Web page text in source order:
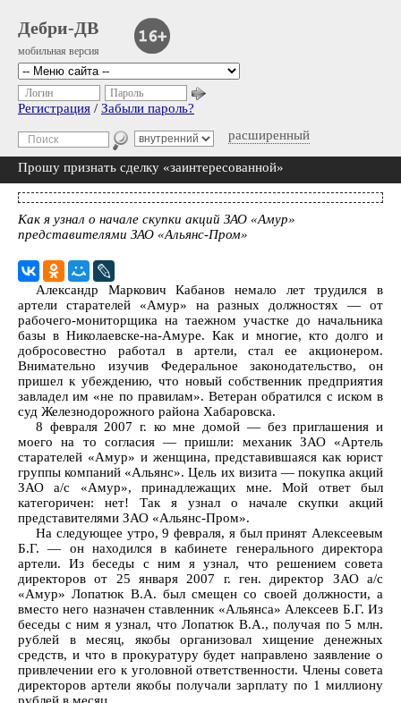
Дебри-ДВ
мобильная версия
расширенный
Логин Пароль
Регистрация / Забыли пароль?
Прошу признать сделку «заинтересованной»
Как я узнал о начале скупки акций ЗАО «Амур»
представителями ЗАО «Альянс-Пром»
Александр Маркович Кабанов немало лет трудился в
артели старателей «Амур» на разных должностях — от
рабочего-мониторщика на таежном участке до начальника
базы в Николаевске-на-Амуре. Как и многие, кто долго и
добросовестно работал в артели, стал ее акционером.
Внимательно изучив Федеральное законодательство, он
пришел к убеждению, что новый собственник предприятия
завладел им «не по правилам». Ветеран обратился с иском в
суд Железнодорожного района Хабаровска.
8 февраля 2007 г. ко мне домой — без приглашения и
моего на то согласия — пришли: механик ЗАО «Артель
старателей «Амур» и женщина, представившаяся как юрист
группы компаний «Альянс». Цель их визита — покупка акций
ЗАО а/с «Амур», принадлежащих мне. Мой ответ был
категоричен: нет! Так я узнал о начале скупки акций
представителями ЗАО «Альянс-Пром».
На следующее утро, 9 февраля, я был принят Алексеевым
Б.Г. — он находился в кабинете генерального директора
артели. Из беседы с ним я узнал, что решением совета
директоров от 25 января 2007 г. ген. директор ЗАО а/с
«Амур» Лопатюк В.А. был смещен со своей должности, а
вместо него назначен ставленник «Альянса» Алексеев Б.Г. Из
беседы с ним я узнал, что Лопатюк В.А., получая по 5 млн.
рублей в месяц, якобы организовал хищение денежных
средств, и что в прокуратуру будет направлено заявление о
привлечении его к уголовной ответственности. Члены совета
директоров артели якобы получали зарплату по 1 миллиону